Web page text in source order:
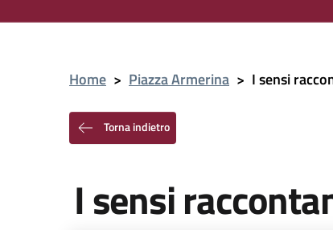
Home > Piazza Armerina > I sensi
Torna indietro
I sensi